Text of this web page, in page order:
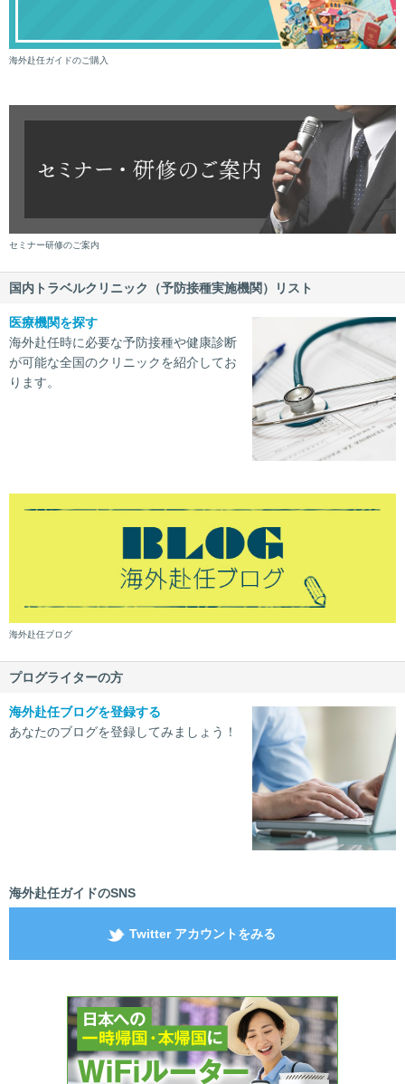
海外赴任ガイドのご購入
セミナー研修のご案内
国内トラベルクリニック（予防接種実施機関）リスト
医療機関を探す
海外赴任時に必要な予防接種や健康診断
が可能な全国のクリニックを紹介してお
ります。
海外赴任ブログ
プログライターの方
海外赴任ブログを登録する
あなたのブログを登録してみましょう！
海外赴任ガイドのSNS
Twitter アカウントをみる